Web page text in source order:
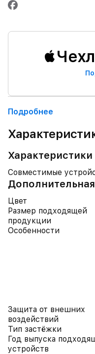
Подробнее
Характеристики
Совместимые
Цвет
Размер подходящей
продукции
Особенности
Защита от внешних
воздействий
Тип застёжки
Год выпуска
устройств